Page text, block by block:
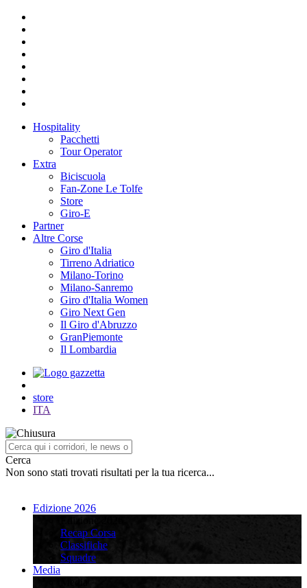
Hospitality
Pacchetti
Tour Operator
Extra
Biciscuola
Fan-Zone Le Tolfe
Store
Giro-E
Partner
Altre Corse
Giro d'Italia
Tirreno Adriatico
Milano-Torino
Milano-Sanremo
Giro d'Italia Women
Giro Next Gen
Il Giro d'Abruzzo
GranPiemonte
Il Lombardia
store
ITA
Cerca
Non sono stati trovati risultati per la tua ricerca...
Edizione 2026
Recap Corsa
Classifiche
Squadre
Media